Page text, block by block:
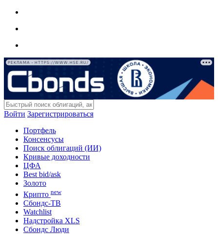
РЕКЛАМА • HTTPS://WWW.HSE.RU/
Войти Зарегистрироваться
Портфель
Консенсусы
Поиск облигаций (ИИ)
Кривые доходности
ЦФА
Best bid/ask
Золото
Крипто new
Сбондс-ТВ
Watchlist
Надстройка XLS
Сбондс Люди